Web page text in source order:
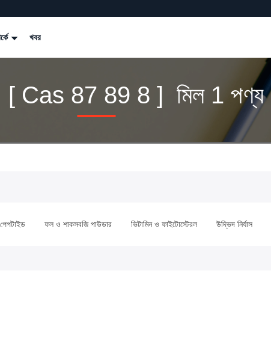
খবর
[ Cas 87 89 8 ] মিল 1 পণ্য
ফল ও শাকসবজি পাউডার ভিটামিন ও ফাইটোস্টেরল উদ্ভিদ নির্যাস